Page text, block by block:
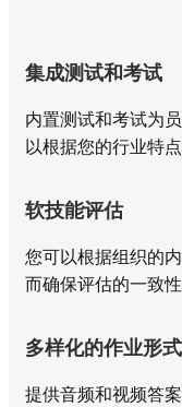
集成测试和考试
内置测试和考试为
以根据您的行业特
软技能评估
您可以根据组织的
而确保评估的一致性
多样化的作业形式
提供音频和视频答